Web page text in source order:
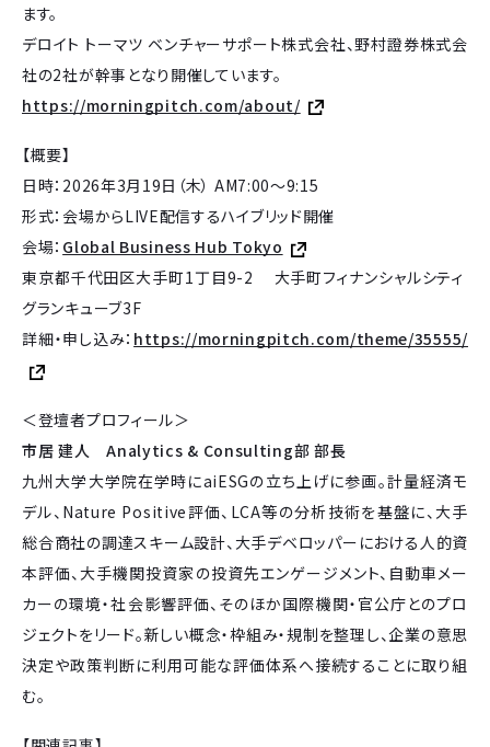
ます。
デロイト トーマツ ベンチャーサポート株式会社、野村證券株式会
社の2社が幹事となり開催しています。
https://morningpitch.com/about/
【概要】
日時：2026年3月19日（木） AM7:00～9:15
形式：会場からLIVE配信するハイブリッド開催
会場： Global Business Hub Tokyo
東京都千代田区大手町1丁目9-2 大手町フィナンシャルシティ
グランキューブ3F
詳細・申し込み： https://morningpitch.com/theme/35555/
＜登壇者プロフィール＞
市居 建人 Analytics & Consulting部 部長
九州大学大学院在学時にaiESGの立ち上げに参画。計量経済モ
デル、Nature Positive評価、LCA等の分析技術を基盤に、大手
総合商社の調達スキーム設計、大手デベロッパーにおける人的資
本評価、大手機関投資家の投資先エンゲージメント、自動車メー
カーの環境・社会影響評価、そのほか国際機関・官公庁とのプロ
ジェクトをリード。新しい概念・枠組み・規制を整理し、企業の意思
決定や政策判断に利用可能な評価体系へ接続することに取り組
む。